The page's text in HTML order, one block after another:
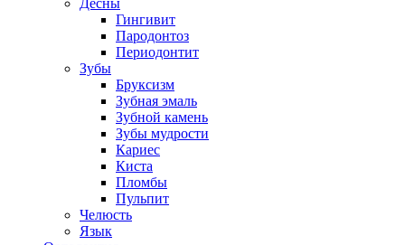
Гингивит
Пародонтоз
Периодонтит
Зубы
Бруксизм
Зубная эмаль
Зубной камень
Зубы мудрости
Кариес
Киста
Пломбы
Пульпит
Челюсть
Язык